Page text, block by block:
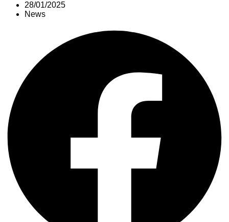
28/01/2025
News